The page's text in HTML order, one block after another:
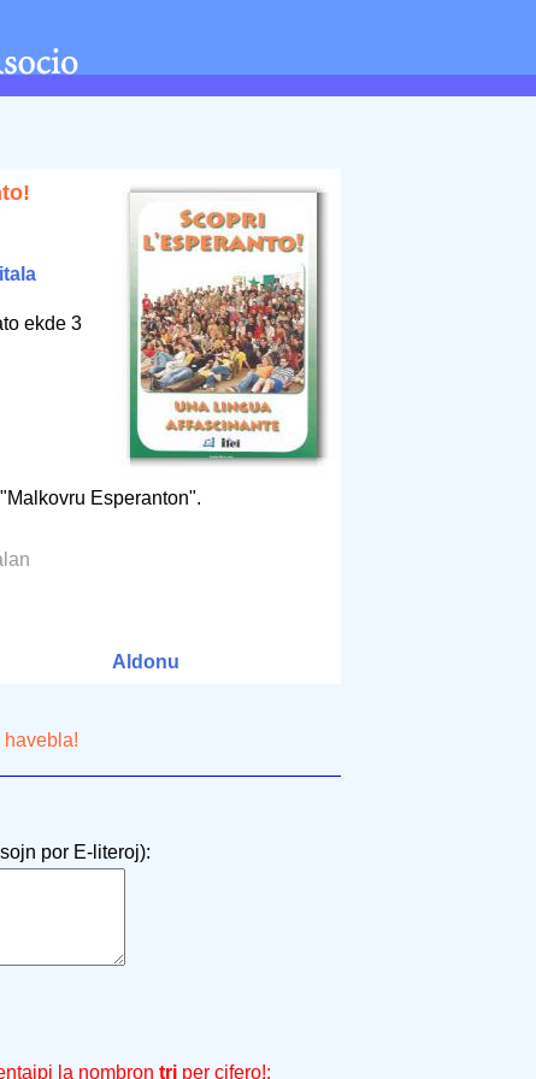
itala
ekde 3
Esperanton".
Aldonu
havebla!
por E-literoj):
la nombron tri per cifero!: